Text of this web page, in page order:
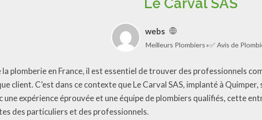
Le Carval SAS
webs
Meilleurs Plombiers ✅ Avis de
la plomberie en France, il est essentiel de trouver des professionnels
client. C’est dans ce contexte que Le Carval SAS, implanté à
une expérience éprouvée et une équipe de plombiers qualifiés, cette
des particuliers et des professionnels.